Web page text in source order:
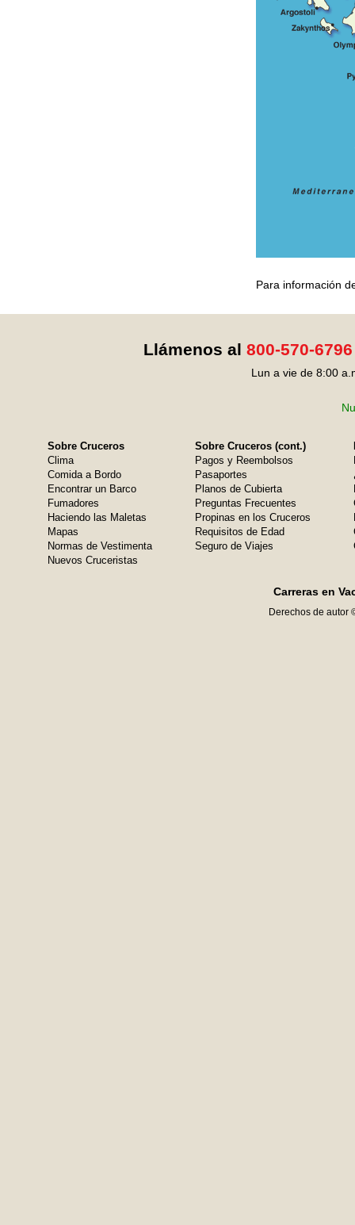
Para información
Llámenos al 800-570-6796
Lun a vie de 8:00
Sobre Cruceros
Clima
Comida a Bordo
Encontrar un Barco
Fumadores
Haciendo las Maletas
Mapas
Normas de Vestimenta
Nuevos Cruceristas
Sobre Cruceros (cont.)
Pagos y Reembolsos
Pasaportes
Planos de Cubierta
Preguntas Frecuentes
Propinas en los Cruceros
Requisitos de Edad
Seguro de Viajes
Carreras en
Derechos de autor